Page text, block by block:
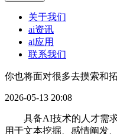
关于我们
ai资讯
ai应用
联系我们
你也将面对很多去摸索和
2026-05-13 20:08
具备AI技术的人才需求
用于文本挖掘、感情阐发